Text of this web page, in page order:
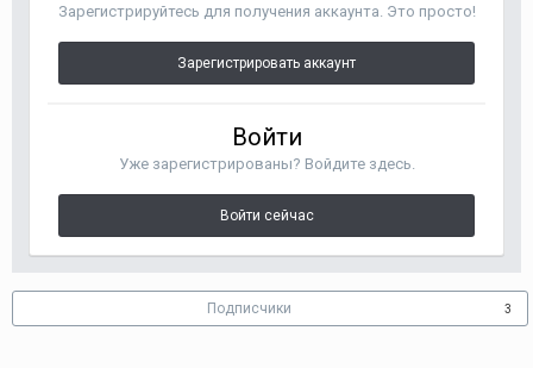
Зарегистрируйтесь для получения аккаунта. Это просто!
Зарегистрировать аккаунт
Войти
Уже зарегистрированы? Войдите здесь.
Войти сейчас
Подписчики 3